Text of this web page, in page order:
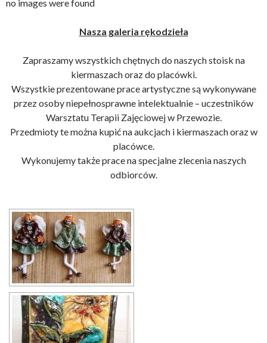
no images were found
Nasza galeria rękodzieła
Zapraszamy wszystkich chętnych do naszych stoisk na
kiermaszach oraz do placówki.
Wszystkie prezentowane prace artystyczne są wykonywane
przez osoby niepełnosprawne intelektualnie – uczestników
Warsztatu Terapii Zajęciowej w Przewozie.
Przedmioty te można kupić na aukcjach i kiermaszach oraz w
placówce.
Wykonujemy także prace na specjalne zlecenia naszych
odbiorców.